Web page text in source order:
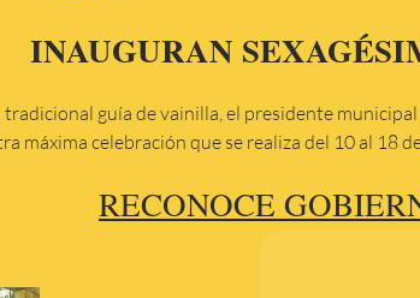
INAUGURAN
tradicional guía de vainilla, el presidente
máxima celebración que se realiza del 10 al 18
RECONOCE